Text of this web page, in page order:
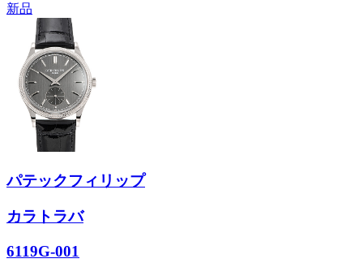
新品
パテックフィリップ
カラトラバ
6119G-001